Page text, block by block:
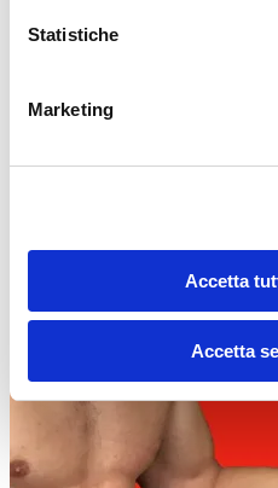
Statistiche
Marketing
Accetta
Accetta